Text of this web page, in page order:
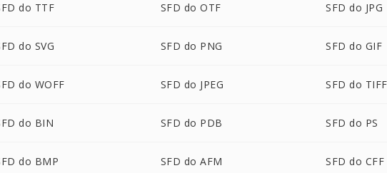
do TTF SFD do OTF SFD do JPG
do SVG SFD do PNG SFD do GIF
do WOFF SFD do JPEG SFD do TIFF
do BIN SFD do PDB SFD do PS
do BMP SFD do AFM SFD do CFF